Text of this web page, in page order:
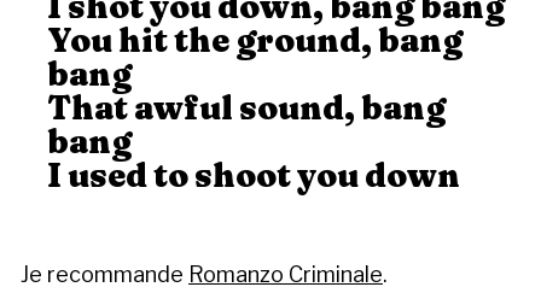
You hit the ground, bang
bang
That awful sound, bang
bang
I used to shoot you down
Je recommande Romanzo Criminale.